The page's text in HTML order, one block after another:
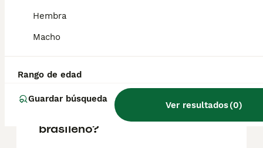
Hembra
Macho
Rango de edad
Guardar búsqueda
Ver resultados(0)
geográfica. Es fundamental acudir a
salud y el bienestar de los animales.
decisión.
¿Qué es un Shorthair
brasileño?